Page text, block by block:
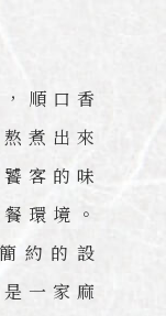
順口香
煮出來
客的味
環境。
約的設
一家麻